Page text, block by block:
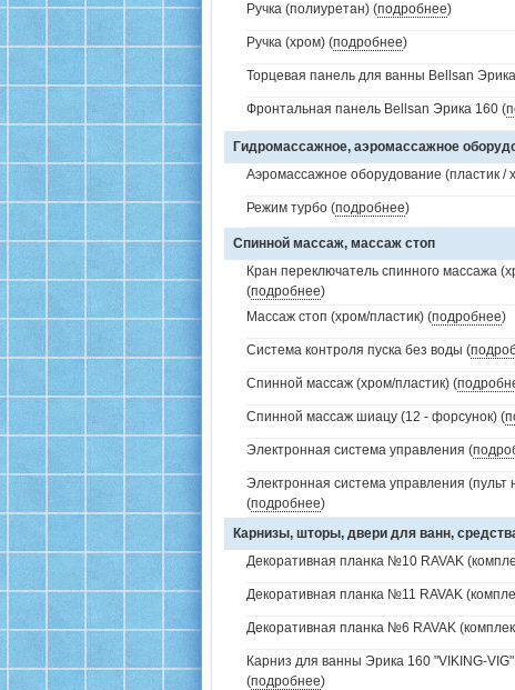
Ручка (полиуретан) (подробнее)
Ручка (хром) (подробнее)
Торцевая панель для ванны Bellsan
Фронтальная панель Bellsan Эрика 160 (
Гидромассажное, аэромассажное
Аэромассажное оборудование (пластик /
Режим турбо (подробнее)
Спинной массаж, массаж стоп
Кран переключатель спинного массажа
(подробнее)
Массаж стоп (хром/пластик) (подробнее)
Система контроля пуска без воды (
Спинной массаж (хром/пластик) (
Спинной массаж шиацу (12 - форсунок) (
Электронная система управления (
Электронная система управления (пульт
(подробнее)
Карнизы, шторы, двери для ванн,
Декоративная планка №10 RAVAK
Декоративная планка №11 RAVAK
Декоративная планка №6 RAVAK
Карниз для ванны Эрика 160 "VIKING-
(подробнее)